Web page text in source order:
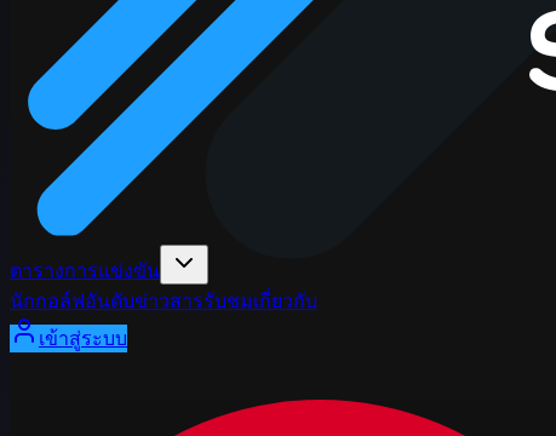
ตารางการแข่งขัน
นักกอล์ฟอันดับข่าวสารรับชมเกี่ยวกับ
เข้าสู่ระบบ